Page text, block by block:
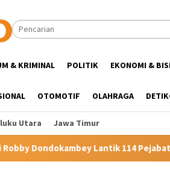
& KRIMINAL POLITIK EKONOMI &
OTOMOTIF OLAHRAGA
Utara Jawa Timur
Pejabat: Tegaskan Tak Ada Suap dan